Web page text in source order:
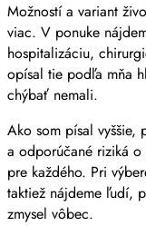
Možností a variant
viac. V ponuke
hospitalizáciu,
opísal tie podľa mňa
chýbať nemali.
Ako som písal vyššie,
a odporúčané riziká
pre každého. Pri
taktiež nájdeme ľudí,
zmysel vôbec.